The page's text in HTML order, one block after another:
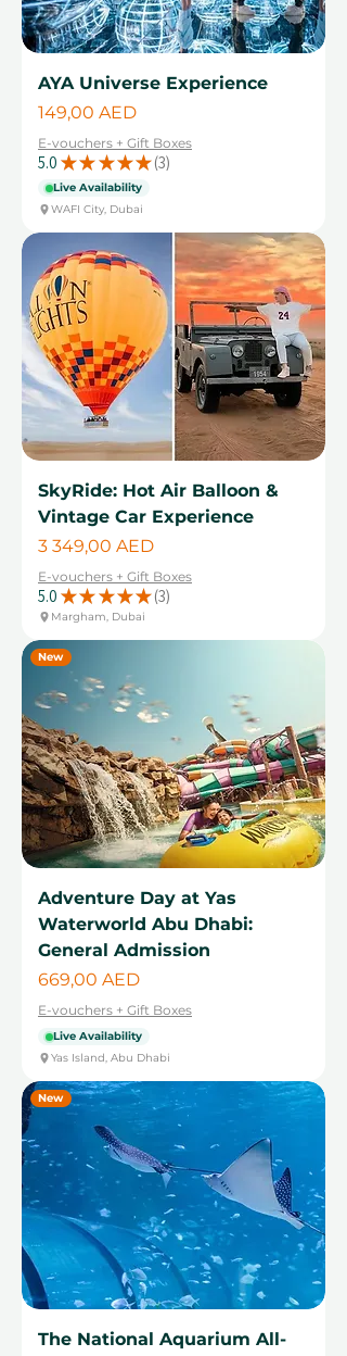
AYA Universe Experience
Cena
149,00 AED
E-vouchers + Gift Boxes
5.0 ★ ★ ★ ★ ★ 3
3
Live Availability
WAFI City, Dubai
SkyRide: Hot Air Balloon &
Vintage Car Experience
Cena
3 349,00 AED
E-vouchers + Gift Boxes
5.0 ★ ★ ★ ★ ★ 3
3
Margham, Dubai
New
Adventure Day at Yas
Waterworld Abu Dhabi:
General Admission
Cena
669,00 AED
E-vouchers + Gift Boxes
Live Availability
Yas Island, Abu Dhabi
New
The National Aquarium All-